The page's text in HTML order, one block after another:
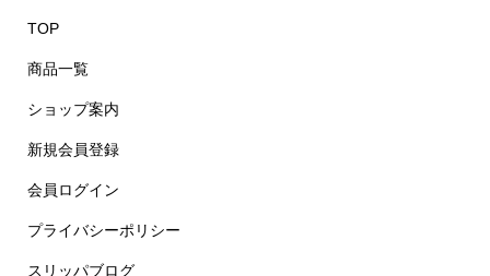
TOP
商品一覧
ショップ案内
新規会員登録
会員ログイン
プライバシーポリシー
スリッパブログ